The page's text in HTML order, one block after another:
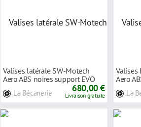
Valises latérale SW-Motech
Aero ABS noires support EVO
La Bécanerie 680,00 €
Livraison gratuite
Valises
Aero
La